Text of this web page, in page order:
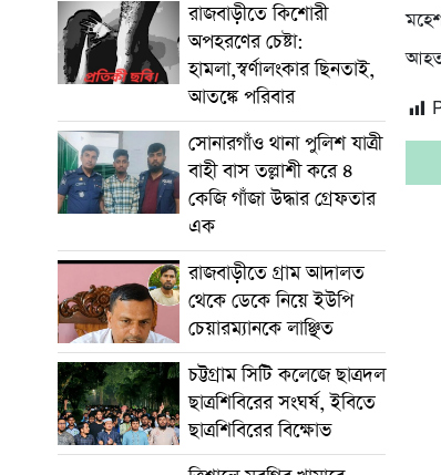
রাজবাড়ীতে কিশোরী
অপহরণের চেষ্টা:
হামলা,স্বর্ণালংকার ছিনতাই,
আতঙ্কে পরিবার
সোনারগাঁও থানা পুলিশ যাত্রী
বাহী বাস তল্লাশী করে ৪
কেজি গাঁজা উদ্ধার গ্রেফতার
এক
রাজবাড়ীতে গ্রাম আদালত
থেকে ডেকে নিয়ে ইউপি
চেয়ারম্যানকে লাঞ্ছিত
চট্টগ্রাম সিটি কলেজে ছাত্রদল
ছাত্রশিবিরের সংঘর্ষ, ইবিতে
ছাত্রশিবিরের বিক্ষোভ